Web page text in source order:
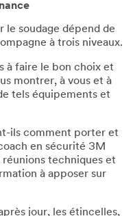
le soudage dépend de
à trois niveaux.
à faire le bon choix et
montrer, à vous et à
tels équipements et
ils comment porter et
en sécurité 3M
réunions techniques et
à apposer sur
jour, les étincelles,